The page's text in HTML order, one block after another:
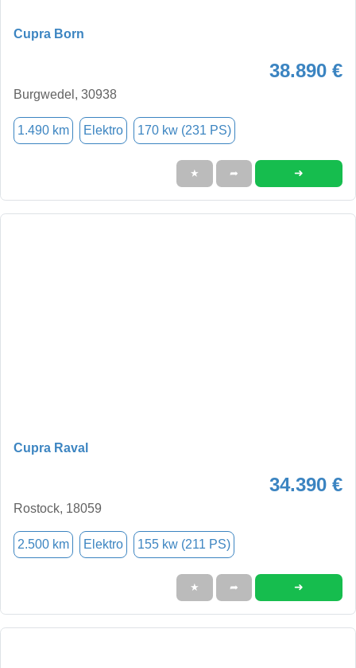
Cupra Born
38.890 €
Burgwedel, 30938
1.490 km Elektro 170 kw (231 PS)
★ ➦ ➜
Cupra Raval
34.390 €
Rostock, 18059
2.500 km Elektro 155 kw (211 PS)
★ ➦ ➜